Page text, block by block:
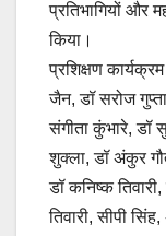
प्रतिभागियों और
किया।
प्रशिक्षण
जैन, डॉ सरोज
संगीता कुंभारे, डॉ
शुक्ला, डॉ अंकुर
डॉ कनिष्क
तिवारी, सीपी